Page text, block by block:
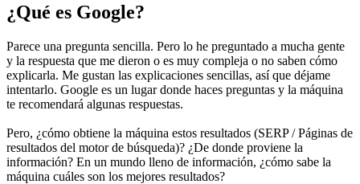
¿Qué es Google?
Parece una pregunta sencilla. Pero lo he preguntado a mucha gente
y la respuesta que me dieron o es muy compleja o no saben cómo
explicarla. Me gustan las explicaciones sencillas, así que déjame
intentarlo. Google es un lugar donde haces preguntas y la máquina
te recomendará algunas respuestas.
Pero, ¿cómo obtiene la máquina estos resultados (SERP / Páginas de
resultados del motor de búsqueda)? ¿De donde proviene la
información? En un mundo lleno de información, ¿cómo sabe la
máquina cuáles son los mejores resultados?